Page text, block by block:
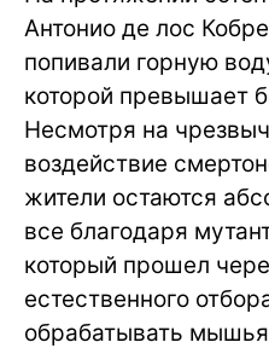
Антонио де лос
попивали горную
которой превышает
Несмотря на
воздействие
жители остаются
все благодаря
который прошел
естественного
обрабатывать